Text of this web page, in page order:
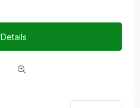
Details